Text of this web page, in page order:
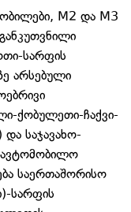
M2 და M3
სარფის
არსებული
ქობულეთი-ჩაქვი-
და საჯავახო-
საერთაშორისო
სარფის